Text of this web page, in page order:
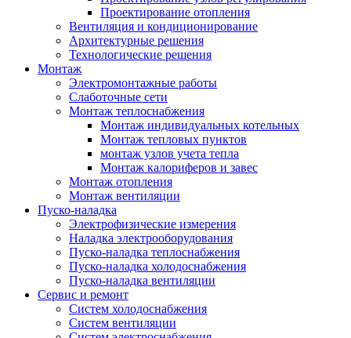
Проектирование отопления
Вентиляция и кондиционирование
Архитектурные решения
Технологические решения
Монтаж
Электромонтажные работы
Слаботочные сети
Монтаж теплоснабжения
Монтаж индивидуальных котельных
Монтаж тепловых пунктов
монтаж узлов учета тепла
Монтаж калориферов и завес
Монтаж отопления
Монтаж вентиляции
Пуско-наладка
Электрофизические измерения
Наладка электрооборудования
Пуско-наладка теплоснабжения
Пуско-наладка холодоснабжения
Пуско-наладка вентиляции
Сервис и ремонт
Систем холодоснабжения
Систем вентиляции